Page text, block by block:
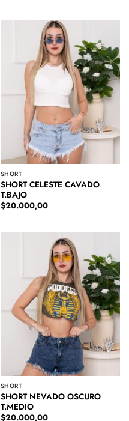
SHORT
SHORT CELESTE CAVADO
T.BAJO
$20.000,00
SHORT
SHORT NEVADO OSCURO
T.MEDIO
$20.000,00